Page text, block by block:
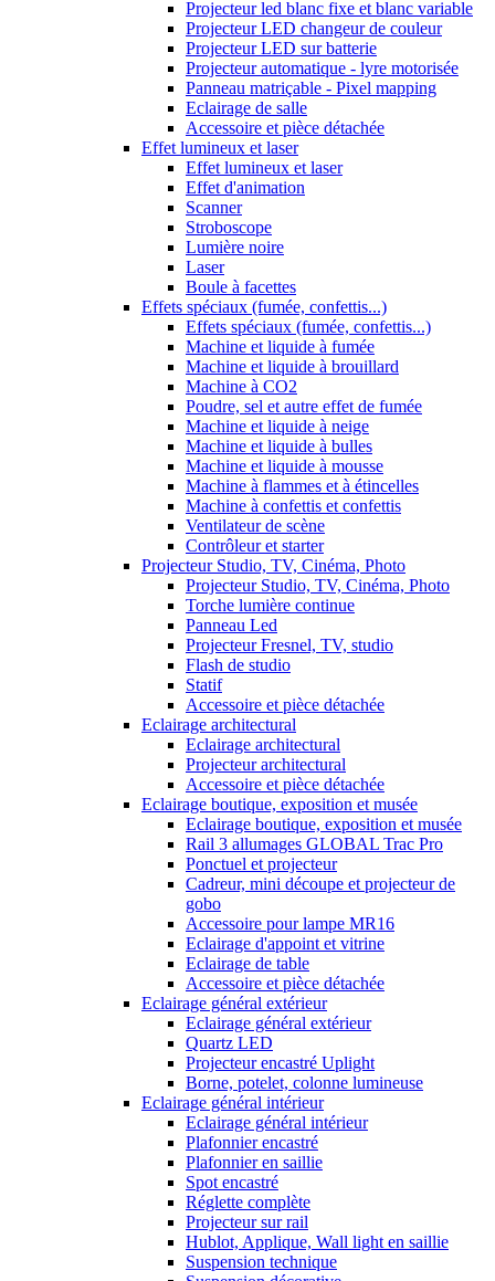
Projecteur led blanc fixe et blanc variable
Projecteur LED changeur de couleur
Projecteur LED sur batterie
Projecteur automatique - lyre motorisée
Panneau matriçable - Pixel mapping
Eclairage de salle
Accessoire et pièce détachée
Effet lumineux et laser
Effet lumineux et laser
Effet d'animation
Scanner
Stroboscope
Lumière noire
Laser
Boule à facettes
Effets spéciaux (fumée, confettis...)
Effets spéciaux (fumée, confettis...)
Machine et liquide à fumée
Machine et liquide à brouillard
Machine à CO2
Poudre, sel et autre effet de fumée
Machine et liquide à neige
Machine et liquide à bulles
Machine et liquide à mousse
Machine à flammes et à étincelles
Machine à confettis et confettis
Ventilateur de scène
Contrôleur et starter
Projecteur Studio, TV, Cinéma, Photo
Projecteur Studio, TV, Cinéma, Photo
Torche lumière continue
Panneau Led
Projecteur Fresnel, TV, studio
Flash de studio
Statif
Accessoire et pièce détachée
Eclairage architectural
Eclairage architectural
Projecteur architectural
Accessoire et pièce détachée
Eclairage boutique, exposition et musée
Eclairage boutique, exposition et musée
Rail 3 allumages GLOBAL Trac Pro
Ponctuel et projecteur
Cadreur, mini découpe et projecteur de
gobo
Accessoire pour lampe MR16
Eclairage d'appoint et vitrine
Eclairage de table
Accessoire et pièce détachée
Eclairage général extérieur
Eclairage général extérieur
Quartz LED
Projecteur encastré Uplight
Borne, potelet, colonne lumineuse
Eclairage général intérieur
Eclairage général intérieur
Plafonnier encastré
Plafonnier en saillie
Spot encastré
Réglette complète
Projecteur sur rail
Hublot, Applique, Wall light en saillie
Suspension technique